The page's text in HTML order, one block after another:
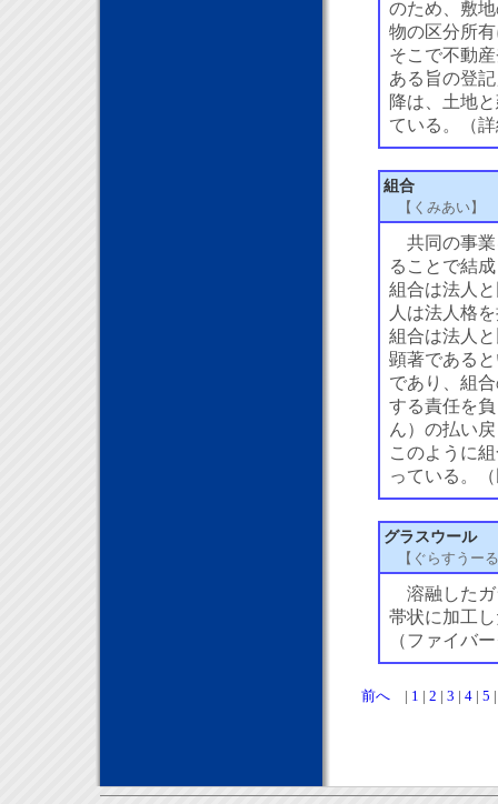
のため、敷
物の区分所
そこで不動
ある旨の登
降は、土地
ている。（
組合
【くみあい】
共同の事業
ることで結
組合は法人
人は法人格
組合は法人
顕著である
であり、組
する責任を
ん）の払い
このように
っている。
グラスウール
【ぐらすうー
溶融したガ
帯状に加工
（ファイバ
前へ| 1 | 2 | 3 | 4| 5